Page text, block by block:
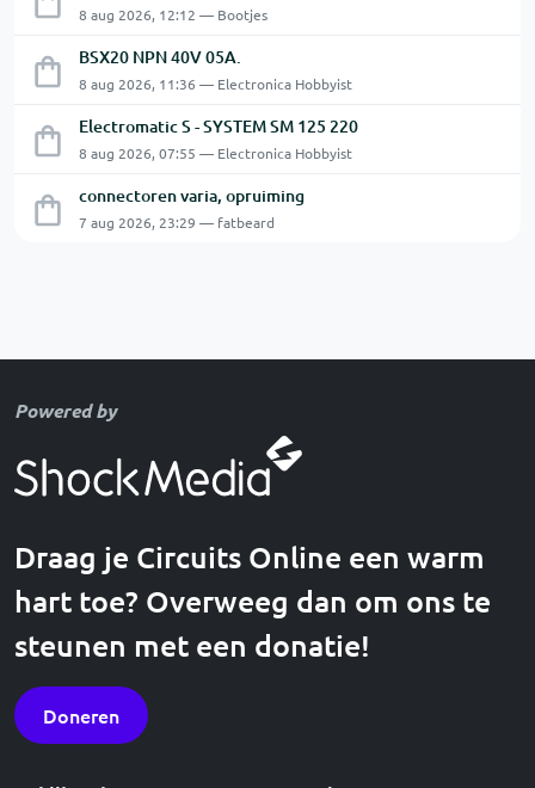
8 aug 2026, 12:12 — Bootjes
BSX20 NPN 40V 05A.
8 aug 2026, 11:36 — Electronica Hobbyist
Electromatic S - SYSTEM SM 125 220
8 aug 2026, 07:55 — Electronica Hobbyist
connectoren varia, opruiming
7 aug 2026, 23:29 — fatbeard
Powered by
Draag je Circuits Online een warm
hart toe? Overweeg dan om ons te
steunen met een donatie!
Doneren